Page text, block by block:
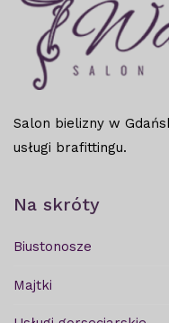
Salon bielizny w
usługi brafittingu.
Na skróty
Biustonosze
Majtki